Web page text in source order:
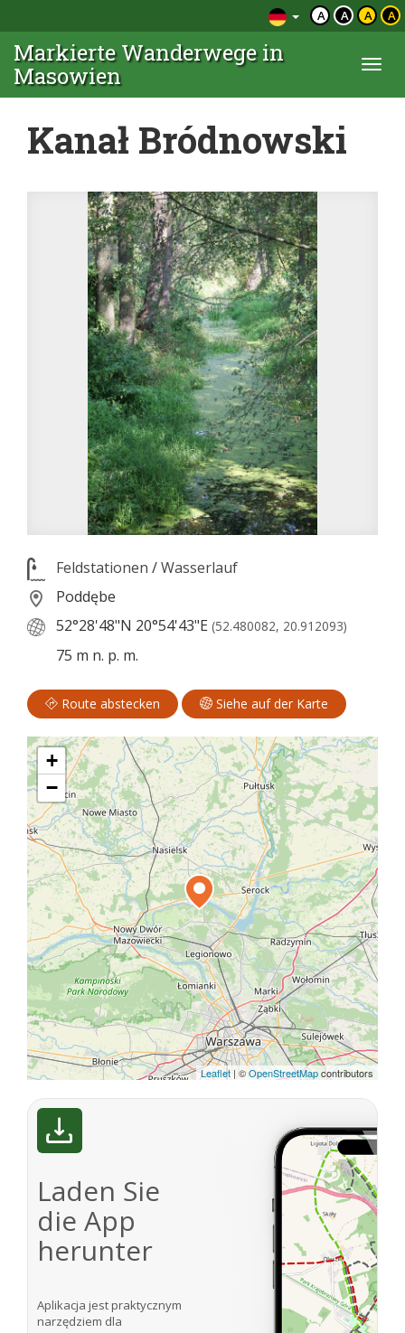
A A A A
Markierte Wanderwege in
Masowien
Kanał Bródnowski
Feldstationen /Wasserlauf
Poddębe
52°28'48"N 20°54'43"E (52.480082, 20.912093)
75 m n. p. m.
Route abstecken Siehe auf der Karte
+
−
Leaflet|©OpenStreetMapcontributors
Laden Sie
die App
herunter
Aplikacja jest praktycznym
narzędziem dla